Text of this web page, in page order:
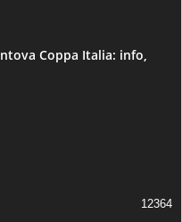
Coppa Italia: info,
12364